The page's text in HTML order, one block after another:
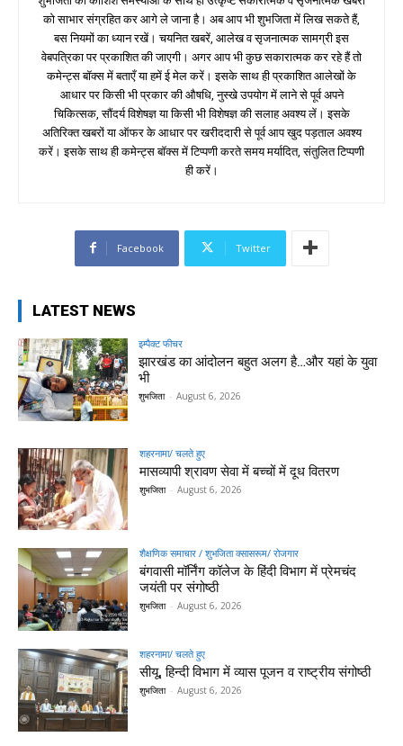
को साभार संग्रहित कर आगे ले जाना है। अब आप भी शुभजिता में लिख सकते हैं,
बस नियमों का ध्यान रखें। चयनित खबरें, आलेख व सृजनात्मक सामग्री इस
वेबपत्रिका पर प्रकाशित की जाएगी। अगर आप भी कुछ सकारात्मक कर रहे हैं तो
कमेन्ट्स बॉक्स में बताएँ या हमें ई मेल करें। इसके साथ ही प्रकाशित आलेखों के
आधार पर किसी भी प्रकार की औषधि, नुस्खे उपयोग में लाने से पूर्व अपने
चिकित्सक, सौंदर्य विशेषज्ञ या किसी भी विशेषज्ञ की सलाह अवश्य लें। इसके
अतिरिक्त खबरों या ऑफर के आधार पर खरीददारी से पूर्व आप खुद पड़ताल अवश्य
करें। इसके साथ ही कमेन्ट्स बॉक्स में टिप्पणी करते समय मर्यादित, संतुलित टिप्पणी
ही करें।
Facebook Twitter
LATEST NEWS
इम्पैक्ट फीचर
झारखंड का आंदोलन बहुत अलग है…और यहां के युवा
भी
शुभजिता - August 6, 2026
शहरनामा/ चलते हुए
मासव्यापी श्रावण सेवा में बच्चों में दूध वितरण
शुभजिता - August 6, 2026
शैक्षणिक समाचार / शुभजिता क्सासरूम/ रोजगार
बंगवासी मॉर्निंग कॉलेज के हिंदी विभाग में प्रेमचंद
जयंती पर संगोष्ठी
शुभजिता - August 6, 2026
शहरनामा/ चलते हुए
सीयू, हिन्दी विभाग में व्यास पूजन व राष्ट्रीय संगोष्ठी
शुभजिता - August 6, 2026